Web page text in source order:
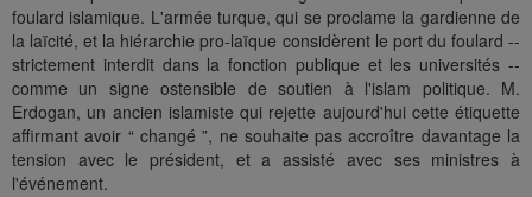
foulard islamique. L'armée turque, qui se proclame la gardienne de
la laïcité, et la hiérarchie pro-laïque considèrent le port du foulard --
strictement interdit dans la fonction publique et les universités --
comme un signe ostensible de soutien à l'islam politique. M.
Erdogan, un ancien islamiste qui rejette aujourd'hui cette étiquette
affirmant avoir “ changé ”, ne souhaite pas accroître davantage la
tension avec le président, et a assisté avec ses ministres à
l'événement.